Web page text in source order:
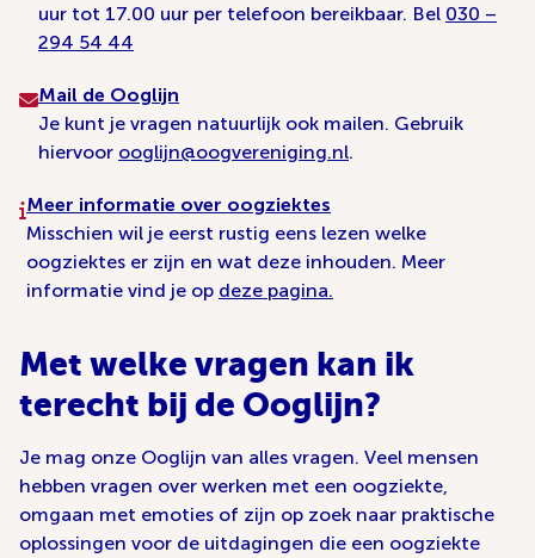
uur tot 17.00 uur per telefoon bereikbaar. Bel 030 –
294 54 44
Mail de Ooglijn
Je kunt je vragen natuurlijk ook mailen. Gebruik
hiervoor ooglijn@oogvereniging.nl.
Meer informatie over oogziektes
Misschien wil je eerst rustig eens lezen welke
oogziektes er zijn en wat deze inhouden. Meer
informatie vind je op deze pagina.
Met welke vragen kan ik
terecht bij de Ooglijn?
Je mag onze Ooglijn van alles vragen. Veel mensen
hebben vragen over werken met een oogziekte,
omgaan met emoties of zijn op zoek naar praktische
oplossingen voor de uitdagingen die een oogziekte